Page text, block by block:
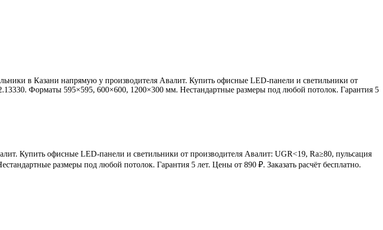
в Казани напрямую у производителя Авалит. Купить офисные LED-панели и светильники от
Форматы 595×595, 600×600, 1200×300 мм. Нестандартные размеры под любой потолок. Гарантия 5
Купить офисные LED-панели и светильники от производителя Авалит: UGR<19, Ra≥80, пульсация
размеры под любой потолок. Гарантия 5 лет. Цены от 890 ₽. Заказать расчёт бесплатно.